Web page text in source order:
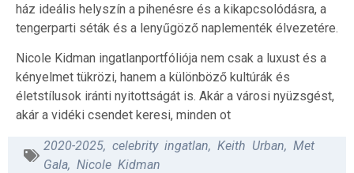
ház ideális helyszín a pihenésre és a kikapcsolódásra, a
tengerparti séták és a lenyűgöző naplementék élvezetére.
Nicole Kidman ingatlanportfóliója nem csak a luxust és a
kényelmet tükrözi, hanem a különböző kultúrák és
életstílusok iránti nyitottságát is. Akár a városi nyüzsgést,
akár a vidéki csendet keresi, minden ot
2020-2025, celebrity ingatlan, Keith Urban, Met
Gala, Nicole Kidman